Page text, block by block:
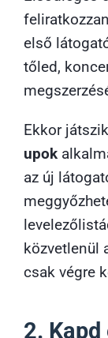
első
tőled,
Ekkor
upok
az új
közvetlenül
csak végre
2.